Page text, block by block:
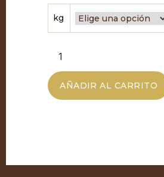
kg
AÑADIR AL CARRITO